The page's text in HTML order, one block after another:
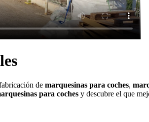
de marquesinas para coches,
para coches y descubre el que